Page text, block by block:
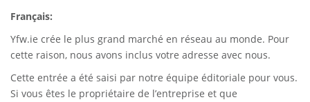
Français:
Yfw.ie crée le plus grand marché en réseau au monde. Pour
cette raison, nous avons inclus votre adresse avec nous.
Cette entrée a été saisi par notre équipe éditoriale pour vous.
Si vous êtes le propriétaire de l’entreprise et que